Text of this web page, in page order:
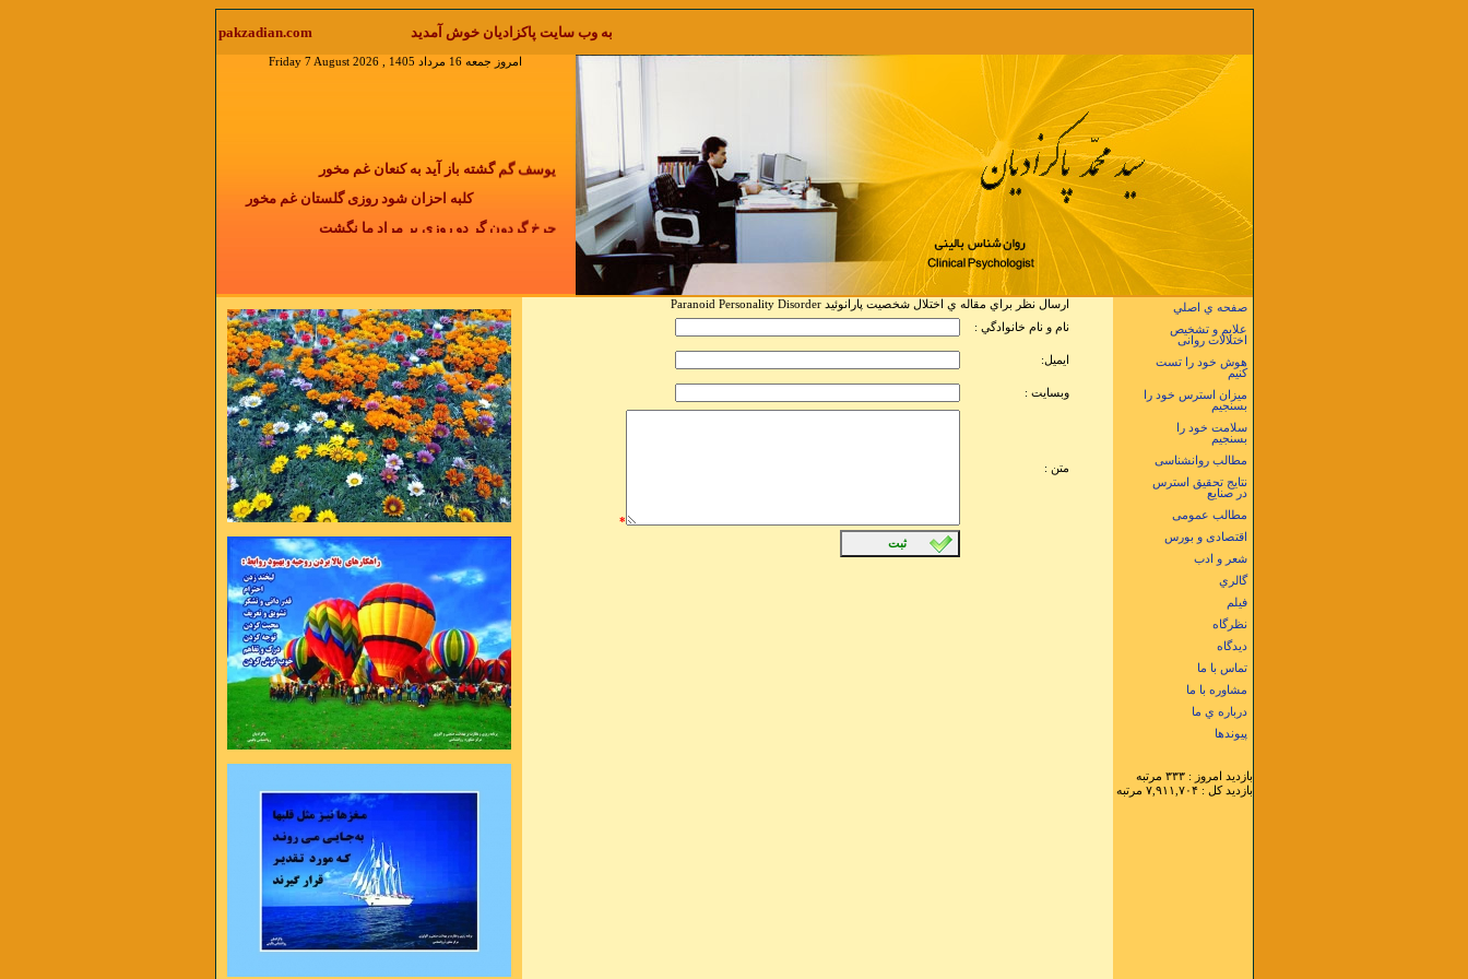
به وب سایت پاکزادیان خوش آمدید welcome to pakzadian.com نقل مطلب با ذکر منابع آزاد است جواب ایمیل را در منوی دیدگاه بخوانید
امروز جمعه 16 مرداد 1405 , Friday 7 August 2026
یوسف گم گشته باز آید به کنعان غم مخور
کلبه احزان شود روزی گلستان غم مخور
چرخ گردون گر دو روزی بر مراد ما نگشت
هیچ زخمی در آدمی نیست که با گذشت زمان التیام پیدا
شکست خوردن مهم نیست مهم دوباره شروع کردن
جهان بشریت به تلاش بها میدهد نه به بهانه
از شاخه اگر نچینمت می میرم
ای عادت چشم های بی حوصله ام
یک روز اگر نبینمت می میرم
صفحه ي اصلي
علایم و تشخیص
اختلالات روانی
هوش خود را تست
کنیم
میزان استرس خود را
بسنجیم
سلامت خود را
بسنجیم
مطالب روانشناسی
نتایج تحقیق استرس
در صنایع
مطالب عمومی
اقتصادی و بورس
شعر و ادب
گالري
فيلم
نظرگاه
دیدگاه
تماس با ما
مشاوره با ما
درباره ي ما
پيوندها
بازديد امروز : ۳۳۳ مرتبه
بازديد کل : ۷,۹۱۱,۷۰۴ مرتبه
ارسال نظر براي مقاله ي اختلال شخصیت پارانوئید Paranoid Personality Disorder
نام و نام خانوادگي :
ايميل:
وبسايت :
متن :
*
ثبت